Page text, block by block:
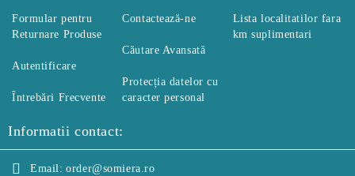
Formular pentru
Returnare Produse
Autentificare
Întrebări Frecvente
Contactează-ne
Căutare Avansată
Protecția datelor cu
caracter personal
Lista localitatilor fara
km suplimentari
Informatii contact:
Email: order@somiera.ro